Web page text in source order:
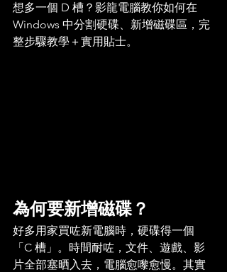
想多一個 D 槽？影龍電腦教你如何在
Windows 中分割硬碟、新增磁碟區，完
整步驟教學＋實用貼士。
為何要新增磁碟？
好多用家買咗新電腦時，硬碟得一個
「C 槽」。時間耐咗，文件、遊戲、影
片全部塞晒入去，電腦愈嚟愈慢。其實